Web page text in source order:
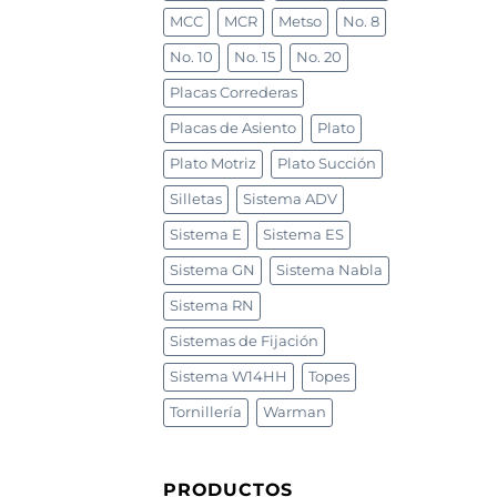
MCC MCR Metso No. 8
No. 10 No. 15 No. 20
Placas Correderas
Placas de Asiento Plato
Plato Motriz Plato Succión
Silletas Sistema ADV
Sistema E Sistema ES
Sistema GN Sistema Nabla
Sistema RN
Sistemas de Fijación
Sistema W14HH Topes
Tornillería Warman
PRODUCTOS